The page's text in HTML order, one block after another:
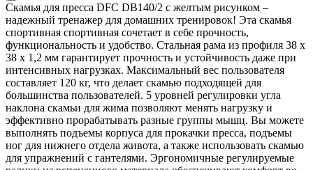
Скамья для пресса DFC DB140/2 с желтым рисунком –
надежный тренажер для домашних тренировок! Эта скамья
спортивная спортивная сочетает в себе прочность,
функциональность и удобство. Стальная рама из профиля 38 х
38 х 1,2 мм гарантирует прочность и устойчивость даже при
интенсивных нагрузках. Максимальный вес пользователя
составляет 120 кг, что делает скамью подходящей для
большинства пользователей. 5 уровней регулировки угла
наклона скамьи для жима позволяют менять нагрузку и
эффективно прорабатывать разные группы мышц. Вы можете
выполнять подъемы корпуса для прокачки пресса, подъемы
ног для нижнего отдела живота, а также использовать скамью
для упражнений с гантелями. Эргономичные регулируемые